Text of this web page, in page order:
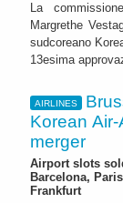
La
Margrethe
sudcoreano
13esima
AIRLINES
Korean
merger
Airport slots
Barcelona,
Frankfurt